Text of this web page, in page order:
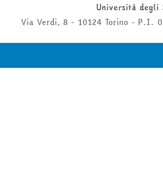
Università degli
Via Verdi, 8 - 10124 Torino - P.I.